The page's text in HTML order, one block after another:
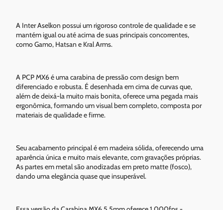
A Inter Aselkon possui um rigoroso controle de qualidade e se
mantém igual ou até acima de suas principais concorrentes,
como Gamo, Hatsan e Kral Arms.
A PCP MX6 é uma carabina de pressão com design bem
diferenciado e robusta. É desenhada em cima de curvas que,
além de deixá-la muito mais bonita, oferece uma pegada mais
ergonômica, formando um visual bem completo, composta por
materiais de qualidade e firme.
Seu acabamento principal é em madeira sólida, oferecendo uma
aparência única e muito mais elevante, com gravações próprias.
As partes em metal são anodizadas em preto matte (fosco),
dando uma elegância quase que insuperável.